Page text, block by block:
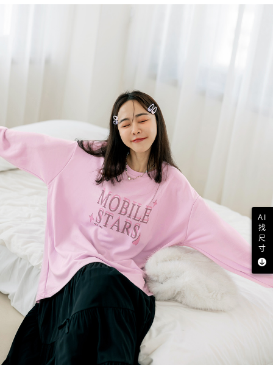
AI
找
尺
寸